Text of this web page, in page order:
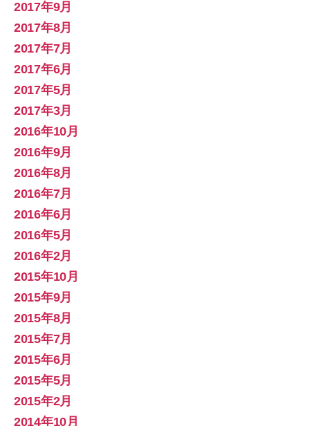
2017年9月
2017年8月
2017年7月
2017年6月
2017年5月
2017年3月
2016年10月
2016年9月
2016年8月
2016年7月
2016年6月
2016年5月
2016年2月
2015年10月
2015年9月
2015年8月
2015年7月
2015年6月
2015年5月
2015年2月
2014年10月